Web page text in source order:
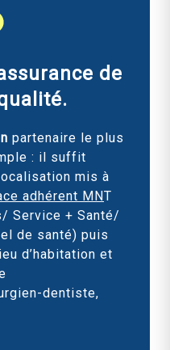
de
partenaire le plus
: il suffit
mis à
adhérent MNT
Service + Santé/
de santé) puis
d’habitation et
dentiste,